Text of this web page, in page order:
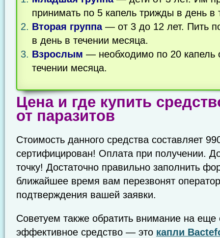
принимать по 5 капель трижды в день в
Вторая группа— от 3 до 12 лет. Пить
в день в течении месяца.
Взрослым — необходимо по 20 капель
течении месяца.
Цена и где купить
от паразитов
Стоимость данного средства составляет
сертифицирован! Оплата при получении.
точку! Достаточно правильно заполнить
ближайшее время вам перезвонят
подтверждения вашей заявки.
Советуем также обратить внимание на
эффективное средство — это капли